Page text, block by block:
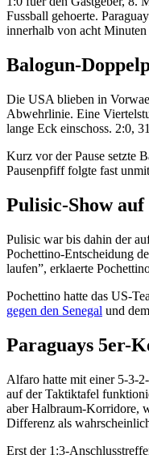
Fussball gehoerte.
innerhalb von acht Minuten
Balogun-
Die USA blieben in
Abwehrlinie. Eine
lange Eck einschoss. 2:0,
Kurz vor der Pause setzte
Pausenpfiff folgte fast
Pulisic-Show
Pulisic war bis dahin der
Pochettino-Entscheidung
laufen”, erklaerte
Pochettino hatte das US-
gegen den Senegal und dem
Paraguays 5er-
Alfaro hatte mit einer 5-3-
auf der Taktiktafel
aber Halbraum-Korridore,
Differenz als
Erst der 1:3-